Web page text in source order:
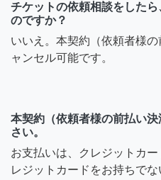
チケットの依頼相談をした
のですか？
いいえ。本契約（依頼者様
ャンセル可能です。
本契約（依頼者様の前払い
さい。
お支払いは、クレジットカ
レジットカードをお持ちで